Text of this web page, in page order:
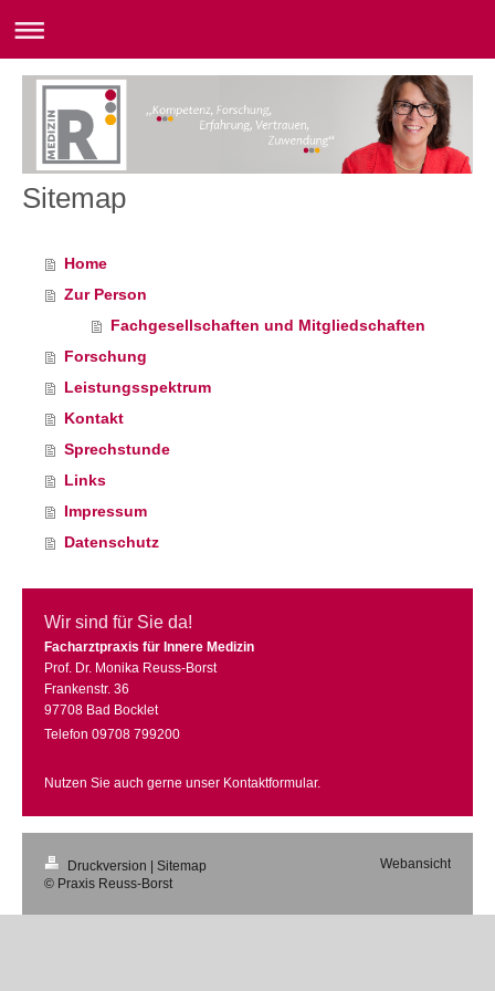
Sitemap
Home
Zur Person
Fachgesellschaften und Mitgliedschaften
Forschung
Leistungsspektrum
Kontakt
Sprechstunde
Links
Impressum
Datenschutz
Wir sind für Sie da!
Facharztpraxis für Innere Medizin
Prof. Dr. Monika Reuss-Borst
Frankenstr. 36
97708 Bad Bocklet
Telefon 09708 799200
Nutzen Sie auch gerne unser Kontaktformular.
Druckversion | Sitemap
© Praxis Reuss-Borst
Webansicht